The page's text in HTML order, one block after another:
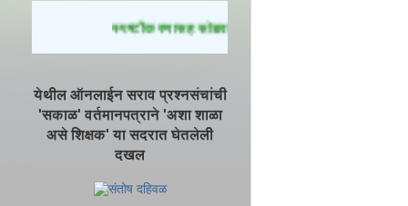
स्पष्टीकरणासह सोडवलेले प्रश्न पाहण्यासाठी येथे क्लिक
येथील ऑनलाईन सराव प्रश्नसंचांची
'सकाळ' वर्तमानपत्राने 'अशा शाळा
असे शिक्षक' या सदरात घेतलेली
दखल